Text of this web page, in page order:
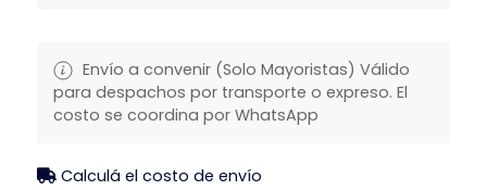
Envío a convenir (Solo Mayoristas) Válido
para despachos por transporte o expreso. El
costo se coordina por WhatsApp
Calculá el costo de envío